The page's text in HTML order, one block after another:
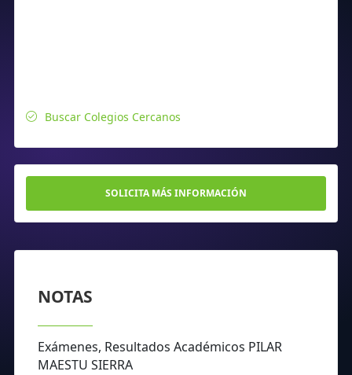
Buscar Colegios Cercanos
SOLICITA MÁS INFORMACIÓN
NOTAS
Exámenes, Resultados Académicos PILAR
MAESTU SIERRA